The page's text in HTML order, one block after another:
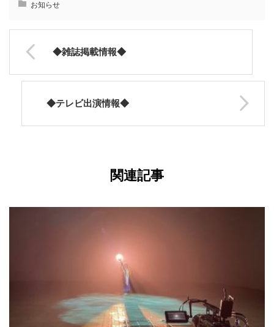
お知らせ
◆雑誌掲載情報◆
◆テレビ出演情報◆
関連記事